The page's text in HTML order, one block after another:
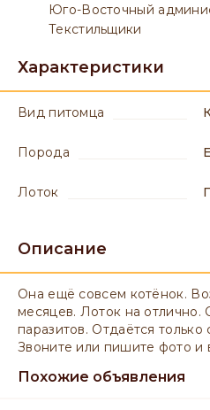
Юго-Восточный
Текстильщики
Характеристики
вид питомца
порода
лоток
Описание
Она ещё совсем котёнок.
месяцев. Лоток на отлично.
паразитов. Отдаётся
Звоните или пишите фото и
Похожие объявления